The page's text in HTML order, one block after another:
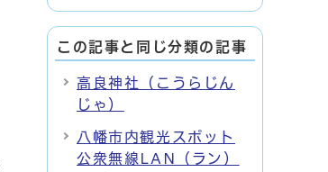
この記事と同じ分類の記事
高良神社（こうらじん
じゃ）
八幡市内観光スポット
公衆無線LAN（ラン）